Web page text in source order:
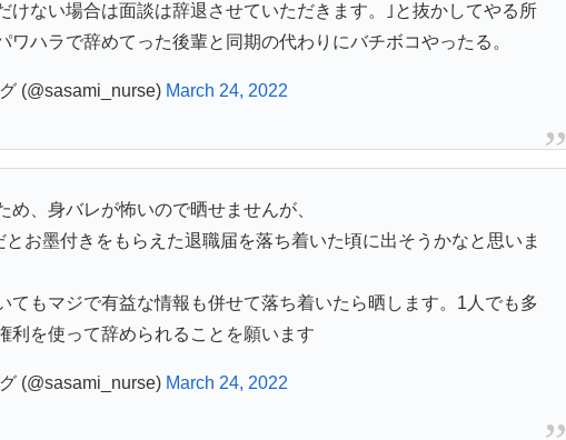
けない場合は面談は辞退させていただきます。｣と抜かしてやる所
ワハラで辞めてった後輩と同期の代わりにバチボコやったる。
(@sasami_nurse) March 24, 2022
め、身バレが怖いので晒せませんが、
お墨付きをもらえた退職届を落ち着いた頃に出そうかなと思いま
てもマジで有益な情報も併せて落ち着いたら晒します。1人でも多
利を使って辞められることを願います
(@sasami_nurse) March 24, 2022